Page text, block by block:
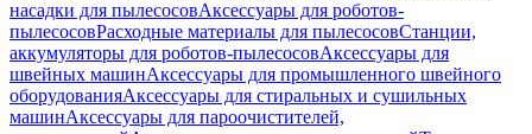
насадки для пылесосовАксессуары для роботов-
пылесосовРасходные материалы для пылесосовСтанции,
аккумуляторы для роботов-пылесосовАксессуары для
швейных машинАксессуары для промышленного швейного
оборудованияАксессуары для стиральных и сушильных
машинАксессуары для пароочистителей,